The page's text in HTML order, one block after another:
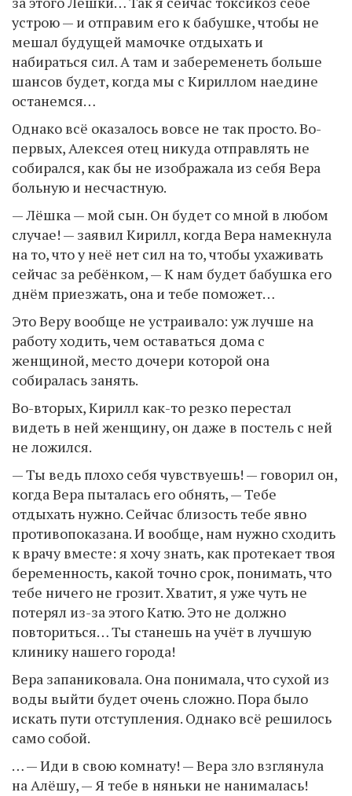
устрою — и отправим его к бабушке, чтобы не
мешал будущей мамочке отдыхать и
набираться сил. А там и забеременеть больше
шансов будет, когда мы с Кириллом наедине
останемся…
Однако всё оказалось вовсе не так просто. Во-
первых, Алексея отец никуда отправлять не
собирался, как бы не изображала из себя Вера
больную и несчастную.
— Лёшка — мой сын. Он будет со мной в любом
случае! — заявил Кирилл, когда Вера намекнула
на то, что у неё нет сил на то, чтобы ухаживать
сейчас за ребёнком, — К нам будет бабушка его
днём приезжать, она и тебе поможет…
Это Веру вообще не устраивало: уж лучше на
работу ходить, чем оставаться дома с
женщиной, место дочери которой она
собиралась занять.
Во-вторых, Кирилл как-то резко перестал
видеть в ней женщину, он даже в постель с ней
не ложился.
— Ты ведь плохо себя чувствуешь! — говорил он,
когда Вера пыталась его обнять, — Тебе
отдыхать нужно. Сейчас близость тебе явно
противопоказана. И вообще, нам нужно сходить
к врачу вместе: я хочу знать, как протекает твоя
беременность, какой точно срок, понимать, что
тебе ничего не грозит. Хватит, я уже чуть не
потерял из-за этого Катю. Это не должно
повториться… Ты станешь на учёт в лучшую
клинику нашего города!
Вера запаниковала. Она понимала, что сухой из
воды выйти будет очень сложно. Пора было
искать пути отступления. Однако всё решилось
само собой.
… — Иди в свою комнату! — Вера зло взглянула
на Алёшу, — Я тебе в няньки не нанималась!